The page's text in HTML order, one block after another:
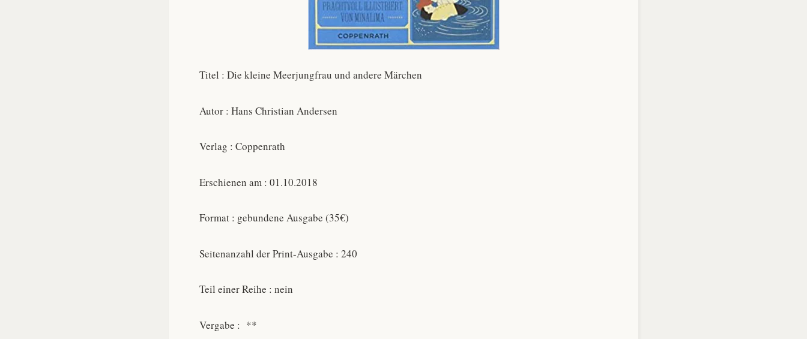
Titel : Die kleine Meerjungfrau und andere Märchen
Autor : Hans Christian Andersen
Verlag : Coppenrath
Erschienen am : 01.10.2018
Format : gebundene Ausgabe (35€)
Seitenanzahl der Print-Ausgabe : 240
Teil einer Reihe : nein
Vergabe : **